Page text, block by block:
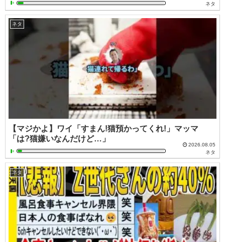
ネタ
ネタ
【マジかよ】ワイ「すまん!猫預かってくれ!」マッマ
「は?猫嫌いなんだけど…」
2026.08.05
ネタ
ネタ